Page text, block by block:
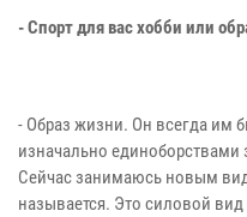
- Спорт для вас хобби или
- Образ жизни. Он всегда им
изначально
Сейчас занимаюсь новым
называется. Это силовой